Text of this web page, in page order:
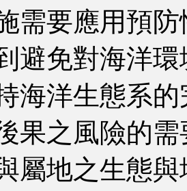
需要應用預
避免對海洋
海洋生態系
果之風險的
屬地之生態